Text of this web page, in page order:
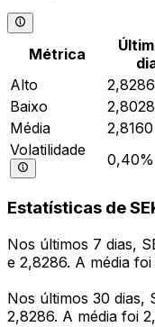
Métrica
Alto
2,8286
Baixo
2,8028
Média
2,8160
Volatilidade
0,40%
Estatísticas de
Nos últimos 7 dias,
e 2,8286. A média
Nos últimos 30 dias,
2,8286. A média foi